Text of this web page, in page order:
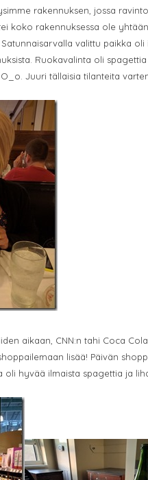
rakennuksen, jossa
koko rakennuksessa ole
Satunnaisarvalla valittu paikka
Ruokavalinta oli
Juuri tällaisia tilanteita
aikaan, CNN:n tahi Coca
lisää! Päivän
oli hyvää ilmaista spagettia ja